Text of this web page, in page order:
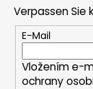
Verpassen Sie
E-Mail
Vložením e-
ochrany